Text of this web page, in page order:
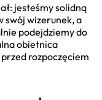
jesteśmy solidną
swój wizerunek, a
podejdziemy do
obietnica
rozpoczęciem